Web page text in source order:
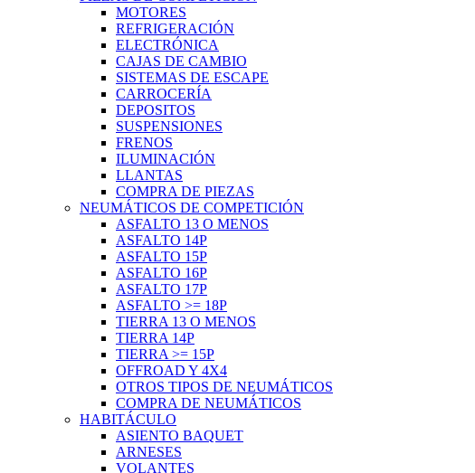
MOTORES
REFRIGERACIÓN
ELECTRÓNICA
CAJAS DE CAMBIO
SISTEMAS DE ESCAPE
CARROCERÍA
DEPOSITOS
SUSPENSIONES
FRENOS
ILUMINACIÓN
LLANTAS
COMPRA DE PIEZAS
NEUMÁTICOS DE COMPETICIÓN
ASFALTO 13 O MENOS
ASFALTO 14P
ASFALTO 15P
ASFALTO 16P
ASFALTO 17P
ASFALTO >= 18P
TIERRA 13 O MENOS
TIERRA 14P
TIERRA >= 15P
OFFROAD Y 4X4
OTROS TIPOS DE NEUMÁTICOS
COMPRA DE NEUMÁTICOS
HABITÁCULO
ASIENTO BAQUET
ARNESES
VOLANTES